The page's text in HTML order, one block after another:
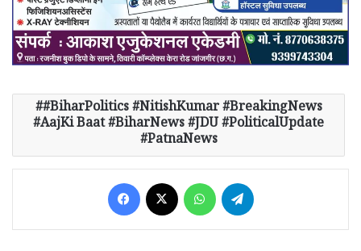
​#BiharPolitics #NitishKumar #BreakingNews
#AajKi Baat #BiharNews #JDU #PoliticalUpdate
#PatnaNews
Facebook WhatsApp